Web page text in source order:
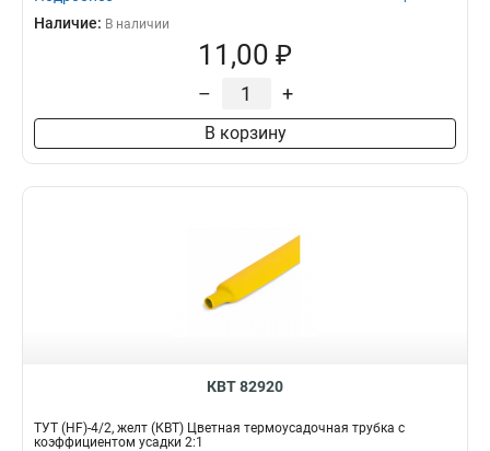
Наличие: В наличии
11,00 ₽
– +
В корзину
КВТ 82920
ТУТ (HF)-4/2, желт (КВТ) Цветная термоусадочная трубка с
коэффициентом усадки 2:1